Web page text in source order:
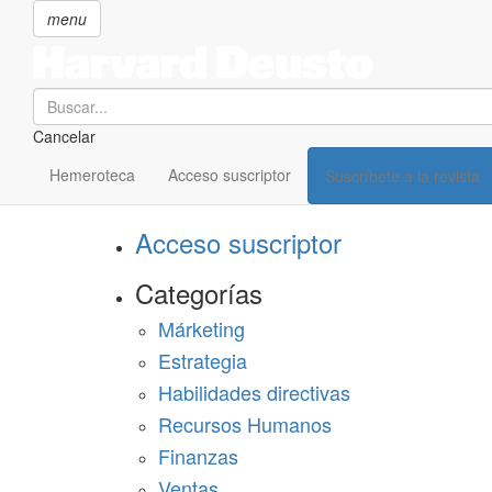
menu
Search
Cancelar
Hemeroteca Acceso suscriptor Suscríbete a la revista
SECCIONES
Suscríbete a Harvard Deusto
Acceso suscriptor
Categorías
Márketing
Estrategia
Habilidades directivas
Recursos Humanos
Finanzas